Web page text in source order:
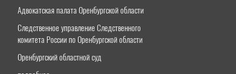
Адвокатская палата Оренбургской области
Следственное управление Следственного
комитета России по Оренбургской области
Оренбургский областной суд